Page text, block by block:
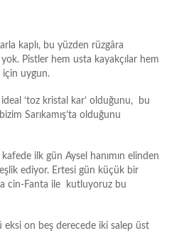
kaplı, bu yüzden rüzgâra
yok. Pistler hem usta kayakçılar hem
için uygun.
‘toz kristal kar’ olduğunu, bu
Sarıkamış’ta olduğunu
ilk gün Aysel hanımın elinden
ediyor. Ertesi gün küçük bir
cin-Fanta ile kutluyoruz bu
on beş derecede iki salep üst